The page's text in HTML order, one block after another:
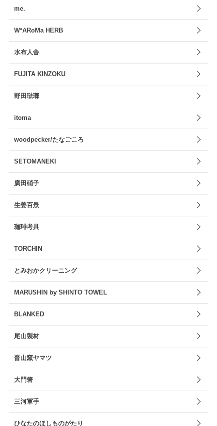
me.
W*ARoMa HERB
水布人舎
FUJITA KINZOKU
野田琺瑯
itoma
woodpecker/たなごころ
SETOMANEKI
廣田硝子
生姜百景
珈琲考具
TORCHIN
とみおかクリーニング
MARUSHIN by SHINTO TOWEL
BLANKED
尾山製材
晋山窯ヤマツ
大門箸
三河軍手
ひなたのほしものがたり